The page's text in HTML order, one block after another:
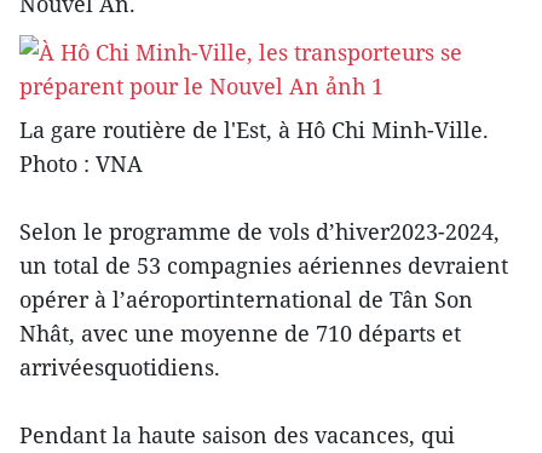
La gare routière de l'Est, à Hô Chi Minh-Ville.
Photo : VNA
Selon le programme de vols d’hiver2023-2024,
un total de 53 compagnies aériennes devraient
opérer à l’aéroportinternational de Tân Son
Nhât, avec une moyenne de 710 départs et
arrivéesquotidiens.
Pendant la haute saison des vacances, qui